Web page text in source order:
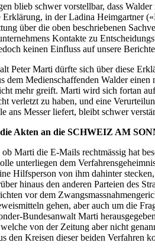
blieb schwer vorstellbar, dass
in der Ladina Heimgartner
über die oben beschriebenen
Kontakte zu
keinen Einfluss auf unsere
Peter Marti dürfte sich über diese
dem Medienschaffenden Walder
mehr greift. Marti wird sich fortan
verletzt zu haben, und eine
ans Messer liefert, bleibt schwer
Akten an die SCHWEIZ AM
Marti die E-Mails rechtmässig hat
unterliegen dem
Hilfsperson von ihm dahinter
hinaus den anderen Parteien des
vor dem
gehen, aber auch um die
Bundesanwalt Marti
von der Zeitung aber nicht
den Kreisen dieser beiden Verfahren